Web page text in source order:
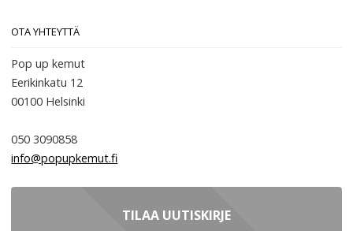
OTA YHTEYTTÄ
Pop up kemut
Eerikinkatu 12
00100 Helsinki
050 3090858
info@popupkemut.fi
TILAA UUTISKIRJE